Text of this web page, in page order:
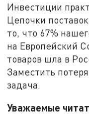
Инвестиции
Цепочки
то, что 67%
на Европейский
товаров шла в
Заместить
задача.
Уважаемые